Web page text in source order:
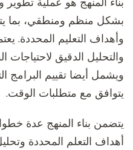
بشكل منظم ومنطقي، بما
وأهداف التعليم المحددة.
والتحليل الدقيق لاحتياجات
ويشمل أيضا تقييم البرامج
يتوافق مع متطلبات الوقت.
يتضمن بناء المنهج عدة
أهداف التعلم المحددة